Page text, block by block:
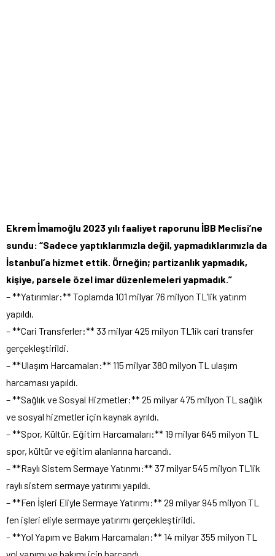
Ekrem İmamoğlu 2023 yılı faaliyet raporunu İBB Meclisi’ne
sundu: “Sadece yaptıklarımızla değil, yapmadıklarımızla da
İstanbul’a hizmet ettik. Örneğin; partizanlık yapmadık,
kişiye, parsele özel imar düzenlemeleri yapmadık.”
– **Yatırımlar:** Toplamda 101 milyar 76 milyon TL’lik yatırım
yapıldı.
– **Cari Transferler:** 33 milyar 425 milyon TL’lik cari transfer
gerçekleştirildi.
– **Ulaşım Harcamaları:** 115 milyar 380 milyon TL ulaşım
harcaması yapıldı.
– **Sağlık ve Sosyal Hizmetler:** 25 milyar 475 milyon TL sağlık
ve sosyal hizmetler için kaynak ayrıldı.
– **Spor, Kültür, Eğitim Harcamaları:** 19 milyar 645 milyon TL
spor, kültür ve eğitim alanlarına harcandı.
– **Raylı Sistem Sermaye Yatırımı:** 37 milyar 545 milyon TL’lik
raylı sistem sermaye yatırımı yapıldı.
– **Fen İşleri Eliyle Sermaye Yatırımı:** 29 milyar 945 milyon TL
fen işleri eliyle sermaye yatırımı gerçekleştirildi.
– **Yol Yapım ve Bakım Harcamaları:** 14 milyar 355 milyon TL